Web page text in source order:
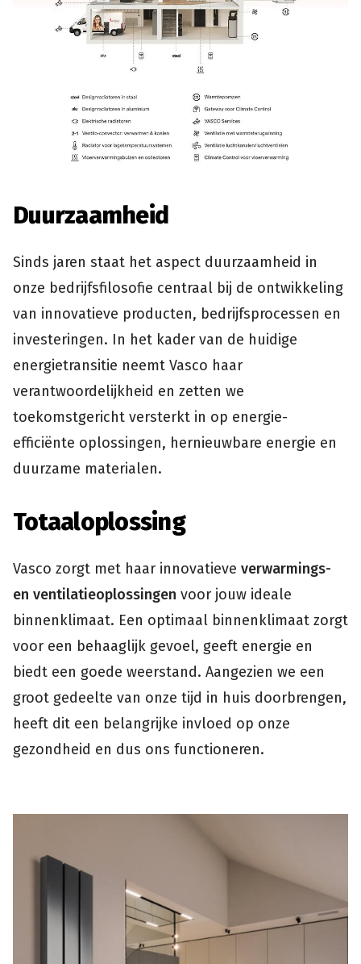
Duurzaamheid
Sinds jaren staat het aspect duurzaamheid in
onze bedrijfsfilosofie centraal bij de ontwikkeling
van innovatieve producten, bedrijfsprocessen en
investeringen. In het kader van de huidige
energietransitie neemt Vasco haar
verantwoordelijkheid en zetten we
toekomstgericht versterkt in op energie-
efficiënte oplossingen, hernieuwbare energie en
duurzame materialen.
Totaaloplossing
Vasco zorgt met haar innovatieve verwarmings-
en ventilatieoplossingen voor jouw ideale
binnenklimaat. Een optimaal binnenklimaat zorgt
voor een behaaglijk gevoel, geeft energie en
biedt een goede weerstand. Aangezien we een
groot gedeelte van onze tijd in huis doorbrengen,
heeft dit een belangrijke invloed op onze
gezondheid en dus ons functioneren.